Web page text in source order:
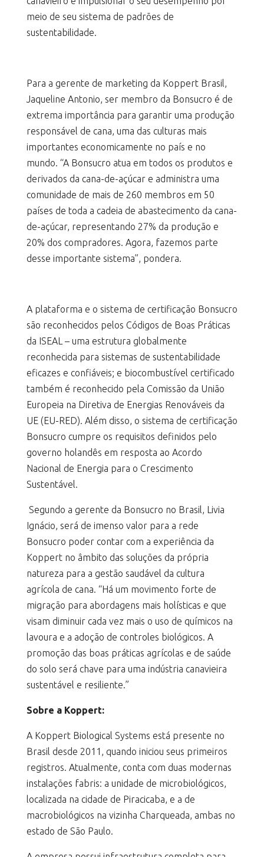
meio de seu sistema de padrões de
sustentabilidade.
Para a gerente de marketing da Koppert Brasil,
Jaqueline Antonio, ser membro da Bonsucro é de
extrema importância para garantir uma produção
responsável de cana, uma das culturas mais
importantes economicamente no país e no
mundo. “A Bonsucro atua em todos os produtos e
derivados da cana-de-açúcar e administra uma
comunidade de mais de 260 membros em 50
países de toda a cadeia de abastecimento da cana-
de-açúcar, representando 27% da produção e
20% dos compradores. Agora, fazemos parte
desse importante sistema”, pondera.
A plataforma e o sistema de certificação Bonsucro
são reconhecidos pelos Códigos de Boas Práticas
da ISEAL – uma estrutura globalmente
reconhecida para sistemas de sustentabilidade
eficazes e confiáveis; e biocombustível certificado
também é reconhecido pela Comissão da União
Europeia na Diretiva de Energias Renováveis da
UE (EU-RED). Além disso, o sistema de certificação
Bonsucro cumpre os requisitos definidos pelo
governo holandês em resposta ao Acordo
Nacional de Energia para o Crescimento
Sustentável.
Segundo a gerente da Bonsucro no Brasil, Livia
Ignácio, será de imenso valor para a rede
Bonsucro poder contar com a experiência da
Koppert no âmbito das soluções da própria
natureza para a gestão saudável da cultura
agrícola de cana. “Há um movimento forte de
migração para abordagens mais holísticas e que
visam diminuir cada vez mais o uso de químicos na
lavoura e a adoção de controles biológicos. A
promoção das boas práticas agrícolas e de saúde
do solo será chave para uma indústria canavieira
sustentável e resiliente.”
Sobre a Koppert:
A Koppert Biological Systems está presente no
Brasil desde 2011, quando iniciou seus primeiros
registros. Atualmente, conta com duas modernas
instalações fabris: a unidade de microbiológicos,
localizada na cidade de Piracicaba, e a de
macrobiológicos na vizinha Charqueada, ambas no
estado de São Paulo.